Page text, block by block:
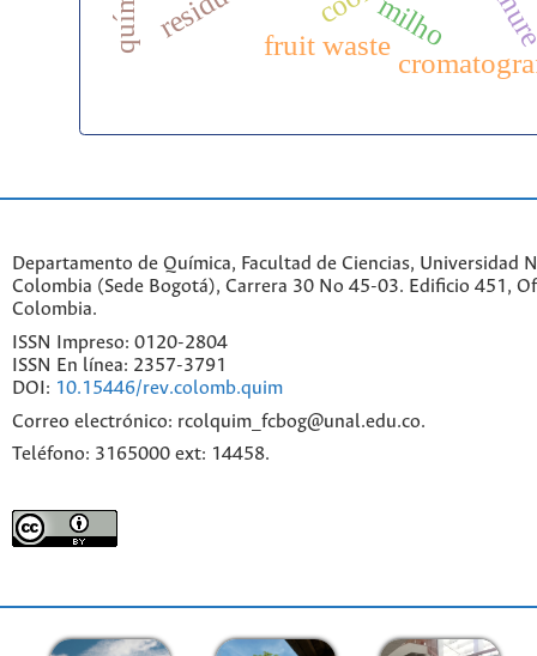
fruit wastemilho
Departamento de Química, Facultad de Ciencias, Universidad
Colombia (Sede Bogotá), Carrera 30 No 45-03. Edificio 451,
Colombia.
ISSN Impreso: 0120-2804
ISSN En línea: 2357-3791
DOI: 10.15446/rev.colomb.quim
Correo electrónico: rcolquim_fcbog@unal.edu.co.
Teléfono: 3165000 ext: 14458.